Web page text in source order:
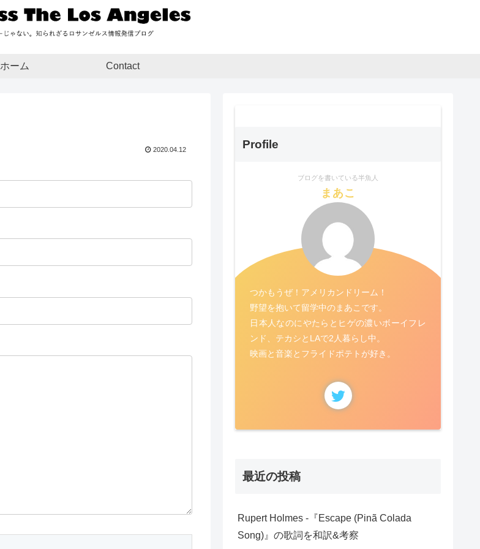
ホーム Contact
2020.04.12 Profile
ブログを書いている半魚人
まあこ
つかもうぜ！アメリカンドリーム！
野望を抱いて留学中のまあこです。
日本人なのにやたらとヒゲの濃いボーイフレ
ンド、テカシとLAで2人暮らし中。
映画と音楽とフライドポテトが好き。
最近の投稿
Rupert Holmes -『Escape (Pinã Colada
Song)』の歌詞を和訳&考察